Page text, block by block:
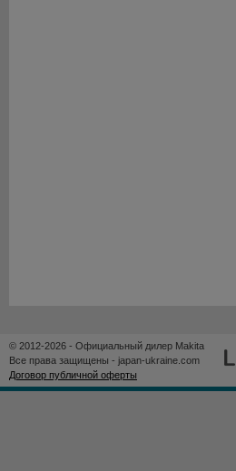
© 2012-2026 - Официальный дилер Makita
Все права защищены - japan-ukraine.com
Договор публичной оферты